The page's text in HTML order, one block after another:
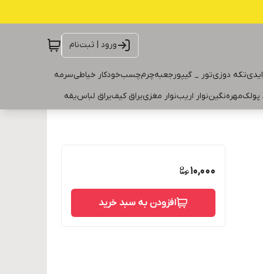
ورود | ثبت‌نام
تکه دوزیتور _ گیپورجعبهچرمچسبخودکار خیاطیسرمه
پولکمهرهنگیننوار اریبنوار مغزییراق کیفیراق لباسیقه
10,000
افزودن به سبد خرید